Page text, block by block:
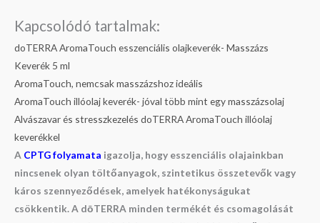
Kapcsolódó tartalmak:
doTERRA AromaTouch esszenciális olajkeverék- Masszázs
Keverék 5 ml
AromaTouch, nemcsak masszázshoz ideális
AromaTouch illóolaj keverék- jóval több mint egy masszázsolaj
Alvászavar és stresszkezelés doTERRA AromaTouch illóolaj
keverékkel
A CPTG folyamata igazolja, hogy esszenciális olajainkban
nincsenek olyan töltőanyagok, szintetikus összetevők vagy
káros szennyeződések, amelyek hatékonyságukat
csökkentik. A dōTERRA minden termékét és csomagolását